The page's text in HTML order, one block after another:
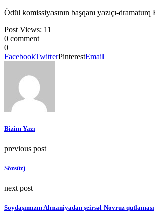
Ödül komissiyasının başqanı yazıçı-
Post Views: 11
0 comment
0
FacebookTwitterPinterestEmail
Bizim Yazı
previous post
Sözsüz)
next post
Soydaşımızın Almaniyadan şeirsəl Novruz qutlaması